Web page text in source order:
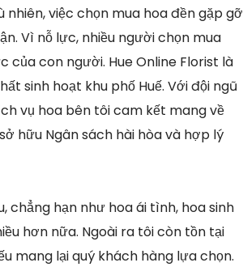
việc chọn mua hoa đền gặp gỡ
Vì nỗ lực, nhiều người chọn mua
con người. Hue Online Florist là
sinh hoạt khu phố Huế. Với đội ngũ
vụ hoa bên tôi cam kết mang về
hữu Ngân sách hài hòa và hợp lý
chẳng hạn như hoa ái tình, hoa sinh
hơn nữa. Ngoài ra tôi còn tồn tại
mang lại quý khách hàng lựa chọn.